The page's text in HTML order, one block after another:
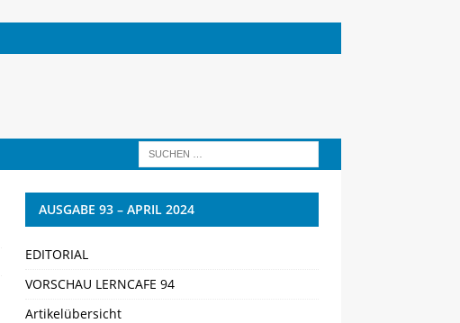
AUSGABE 93 – APRIL 2024
EDITORIAL
VORSCHAU LERNCAFE 94
Artikelübersicht